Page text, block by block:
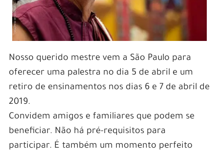
Nosso querido mestre vem a São Paulo para
oferecer uma palestra no dia 5 de abril e um
retiro de ensinamentos nos dias 6 e 7 de abril de
2019.
Convidem amigos e familiares que podem se
beneficiar. Não há pré-requisitos para
participar. É também um momento perfeito